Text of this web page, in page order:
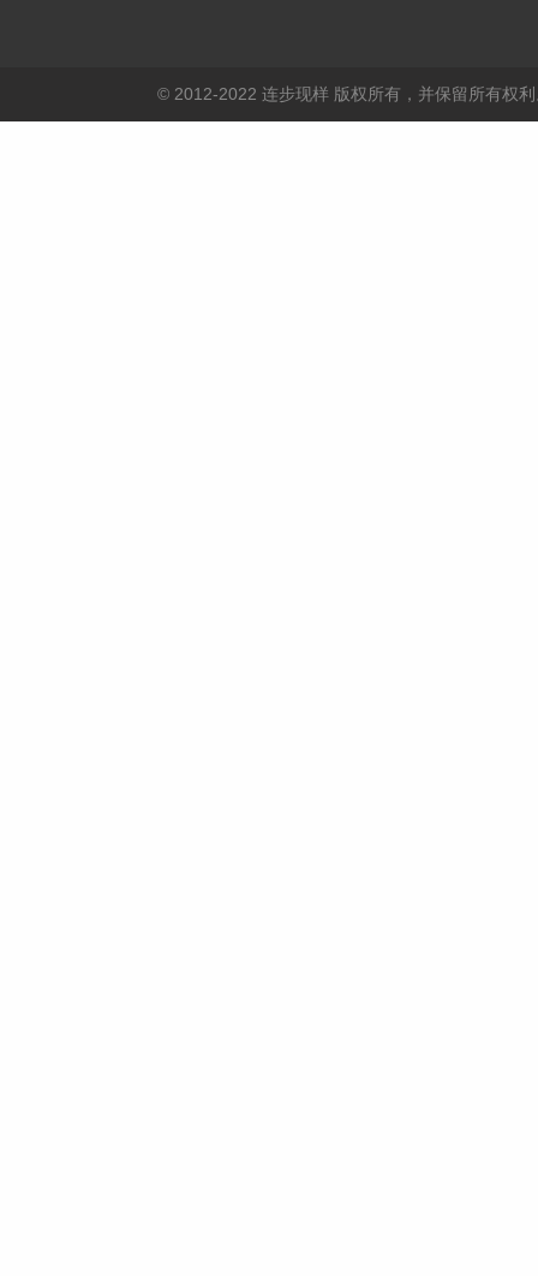
© 2012-2022 连步现样 版权所有，并保留所有权